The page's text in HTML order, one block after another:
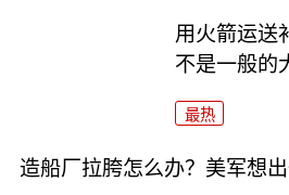
用火箭运送
不是一般的
最热
造船厂拉胯怎么办？美军想